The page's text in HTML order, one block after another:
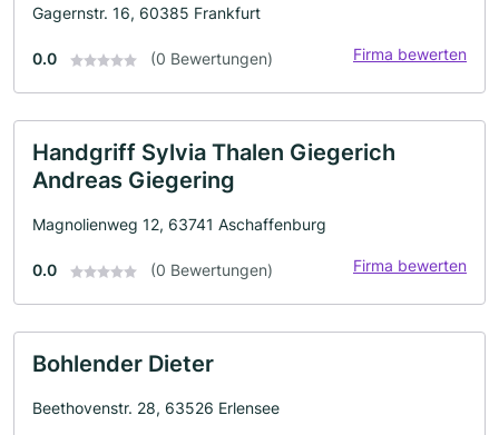
Gagernstr. 16, 60385 Frankfurt
0.0 (0 Bewertungen) Firma bewerten
Handgriff Sylvia Thalen Giegerich
Andreas Giegering
Magnolienweg 12, 63741 Aschaffenburg
0.0 (0 Bewertungen) Firma bewerten
Bohlender Dieter
Beethovenstr. 28, 63526 Erlensee